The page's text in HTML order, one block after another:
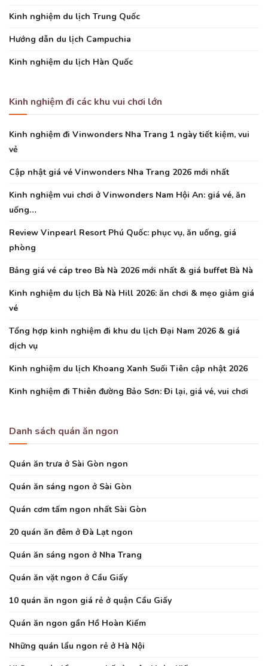
Kinh nghiệm du lịch Trung Quốc
Hướng dẫn du lịch Campuchia
Kinh nghiệm du lịch Hàn Quốc
Kinh nghiệm đi các khu vui chơi lớn
Kinh nghiệm đi Vinwonders Nha Trang 1 ngày tiết kiệm, vui
vẻ
Cập nhật giá vé Vinwonders Nha Trang 2026 mới nhất
Kinh nghiệm vui chơi ở Vinwonders Nam Hội An: giá vé, ăn
uống…
Review Vinpearl Resort Phú Quốc: phục vụ, ăn uống, giá
phòng
Bảng giá vé cáp treo Bà Nà 2026 mới nhất & giá buffet Bà Nà
Kinh nghiệm du lịch Bà Nà Hill 2026: ăn chơi & mẹo giảm giá
vé
Tổng hợp kinh nghiệm đi khu du lịch Đại Nam 2026 & giá
dịch vụ
Kinh nghiệm du lịch Khoang Xanh Suối Tiên cập nhật 2026
Kinh nghiệm đi Thiên đường Bảo Sơn: Đi lại, giá vé, vui chơi
Danh sách quán ăn ngon
Quán ăn trưa ở Sài Gòn ngon
Quán ăn sáng ngon ở Sài Gòn
Quán cơm tấm ngon nhất Sài Gòn
20 quán ăn đêm ở Đà Lạt ngon
Quán ăn sáng ngon ở Nha Trang
Quán ăn vặt ngon ở Cầu Giấy
10 quán ăn ngon giá rẻ ở quận Cầu Giấy
Quán ăn ngon gần Hồ Hoàn Kiếm
Những quán lẩu ngon rẻ ở Hà Nội